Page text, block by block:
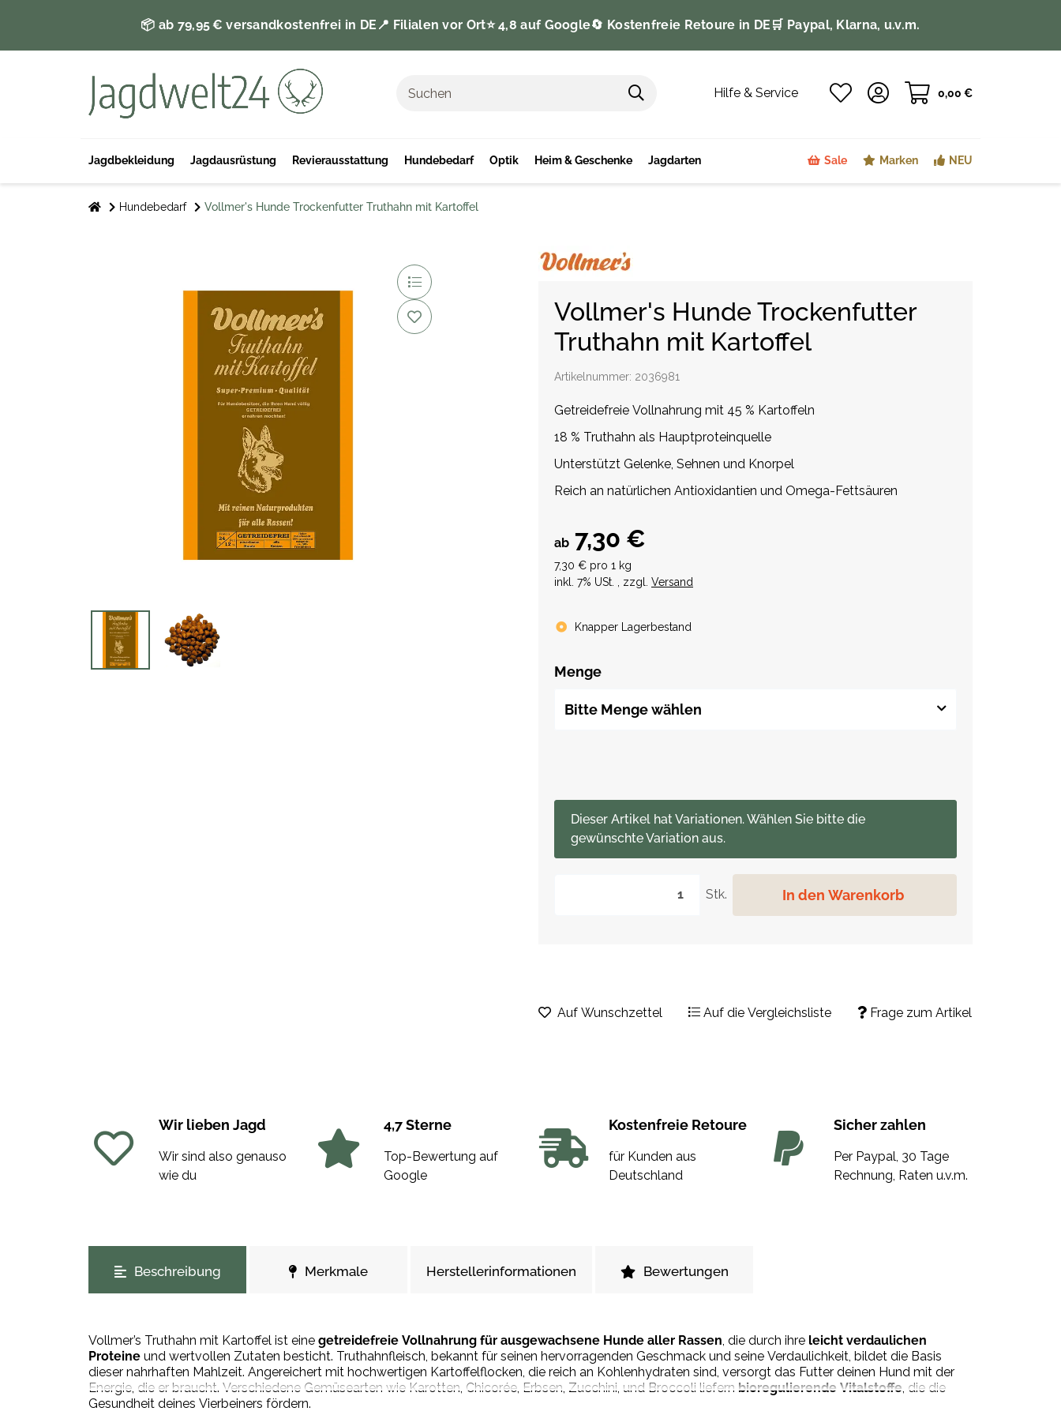
📦 ab 79,95 € versandkostenfrei in DE 📍 Filialen vor Ort⭐️ 4,8 auf Google🔄 Kostenfreie Retoure in DE 🛒 Paypal, Klarna, u.v.m.
Hilfe & Service 0,00 €
Jagdbekleidung Jagdausrüstung Revierausstattung Hundebedarf Optik Heim & Geschenke Jagdarten Sale Marken NEU
Hundebedarf Vollmer's Hunde Trockenfutter Truthahn mit Kartoffel
Vollmer's Hunde Trockenfutter
Truthahn mit Kartoffel
Artikelnummer: 2036981
Getreidefreie Vollnahrung mit 45 % Kartoffeln
18 % Truthahn als Hauptproteinquelle
Unterstützt Gelenke, Sehnen und Knorpel
Reich an natürlichen Antioxidantien und Omega-Fettsäuren
ab 7,30 €
7,30 € pro 1 kg
inkl. 7% USt. , zzgl. Versand
Knapper Lagerbestand
Menge
Bitte Menge wählen
Stk. In den Warenkorb
x
Dieser Artikel hat Variationen. Wählen Sie bitte die
gewünschte Variation aus.
Frage zum Artikel
Auf Wunschzettel Auf die Vergleichsliste
Wir lieben Jagd
Wir sind also genauso
wie du
4,7 Sterne
Top-Bewertung auf
Google
Kostenfreie Retoure
für Kunden aus
Deutschland
Sicher zahlen
Per Paypal, 30 Tage
Rechnung, Raten u.v.m.
Beschreibung Merkmale Herstellerinformationen Bewertungen
Vollmer’s Truthahn mit Kartoffel ist eine getreidefreie Vollnahrung für ausgewachsene Hunde aller Rassen, die durch ihre leicht verdaulichen
Proteine und wertvollen Zutaten besticht. Truthahnfleisch, bekannt für seinen hervorragenden Geschmack und seine Verdaulichkeit, bildet die Basis
dieser nahrhaften Mahlzeit. Angereichert mit hochwertigen Kartoffelflocken, die reich an Kohlenhydraten sind, versorgt das Futter deinen Hund mit der
Energie, die er braucht. Verschiedene Gemüsearten wie Karotten, Chicorée, Erbsen, Zucchini, und Broccoli liefern bioregulierende Vitalstoffe, die die
Gesundheit deines Vierbeiners fördern.